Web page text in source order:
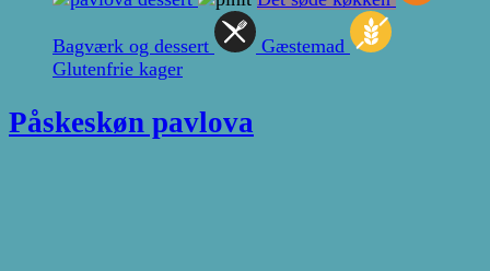
Bagværk og dessert
Gæstemad
Glutenfrie kager
Påskeskøn pavlova